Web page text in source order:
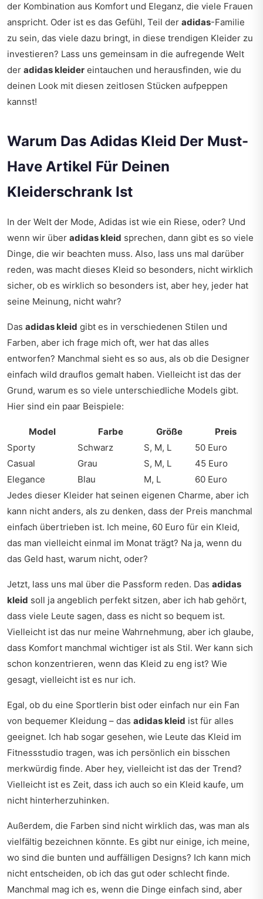
der Kombination aus Komfort und Eleganz, die viele Frauen
anspricht. Oder ist es das Gefühl, Teil der adidas-Familie
zu sein, das viele dazu bringt, in diese trendigen Kleider zu
investieren? Lass uns gemeinsam in die aufregende Welt
der adidas kleider eintauchen und herausfinden, wie du
deinen Look mit diesen zeitlosen Stücken aufpeppen
kannst!
Warum Das Adidas Kleid Der Must-
Have Artikel Für Deinen
Kleiderschrank Ist
In der Welt der Mode, Adidas ist wie ein Riese, oder? Und
wenn wir über adidas kleid sprechen, dann gibt es so viele
Dinge, die wir beachten muss. Also, lass uns mal darüber
reden, was macht dieses Kleid so besonders, nicht wirklich
sicher, ob es wirklich so besonders ist, aber hey, jeder hat
seine Meinung, nicht wahr?
Das adidas kleid gibt es in verschiedenen Stilen und
Farben, aber ich frage mich oft, wer hat das alles
entworfen? Manchmal sieht es so aus, als ob die Designer
einfach wild drauflos gemalt haben. Vielleicht ist das der
Grund, warum es so viele unterschiedliche Models gibt.
Hier sind ein paar Beispiele:
Model Farbe Größe
Preis
Sporty
Schwarz S, M, L
50 Euro
Casual
Grau S, M, L
45 Euro
Elegance
Blau M, L
60 Euro
Jedes dieser Kleider hat seinen eigenen Charme, aber ich
kann nicht anders, als zu denken, dass der Preis manchmal
einfach übertrieben ist. Ich meine, 60 Euro für ein Kleid,
das man vielleicht einmal im Monat trägt? Na ja, wenn du
das Geld hast, warum nicht, oder?
Jetzt, lass uns mal über die Passform reden. Das adidas
kleid soll ja angeblich perfekt sitzen, aber ich hab gehört,
dass viele Leute sagen, dass es nicht so bequem ist.
Vielleicht ist das nur meine Wahrnehmung, aber ich glaube,
dass Komfort manchmal wichtiger ist als Stil. Wer kann sich
schon konzentrieren, wenn das Kleid zu eng ist? Wie
gesagt, vielleicht ist es nur ich.
Egal, ob du eine Sportlerin bist oder einfach nur ein Fan
von bequemer Kleidung – das adidas kleid ist für alles
geeignet. Ich hab sogar gesehen, wie Leute das Kleid im
Fitnessstudio tragen, was ich persönlich ein bisschen
merkwürdig finde. Aber hey, vielleicht ist das der Trend?
Vielleicht ist es Zeit, dass ich auch so ein Kleid kaufe, um
nicht hinterherzuhinken.
Außerdem, die Farben sind nicht wirklich das, was man als
vielfältig bezeichnen könnte. Es gibt nur einige, ich meine,
wo sind die bunten und auffälligen Designs? Ich kann mich
nicht entscheiden, ob ich das gut oder schlecht finde.
Manchmal mag ich es, wenn die Dinge einfach sind, aber